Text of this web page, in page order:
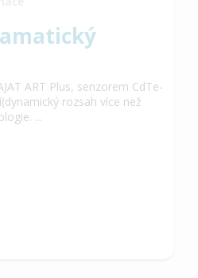
ART Plus, senzorem CdTe-
rozsah více než
...